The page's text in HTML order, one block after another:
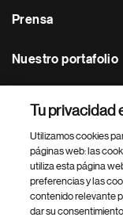
Prensa
Nuestro portafolio
Footer Site Search
Tu privacidad
Utilizamos cookies
páginas web: las
utiliza esta página
preferencias y las
contenido relevante
dar su